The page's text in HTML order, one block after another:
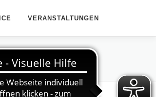
VERANSTALTUNGEN